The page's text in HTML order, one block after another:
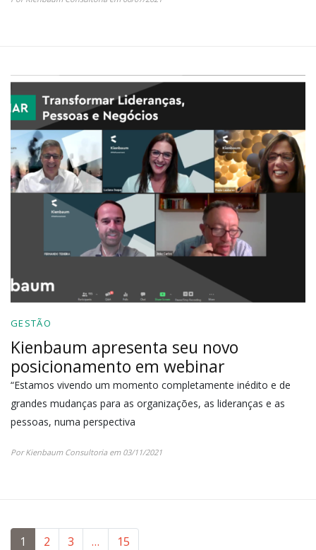
GESTÃO
Kienbaum apresenta seu novo
posicionamento em webinar
“Estamos vivendo um momento completamente inédito e de
grandes mudanças para as organizações, as lideranças e as
pessoas, numa perspectiva
Por Kienbaum Consultoria em 03/11/2021
1 2 3 … 15